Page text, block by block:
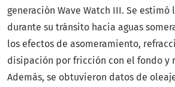
generación Wave Watch III. Se
durante su tránsito hacia aguas
los efectos de asomeramiento,
disipación por fricción con el fondo y
Además, se obtuvieron datos de